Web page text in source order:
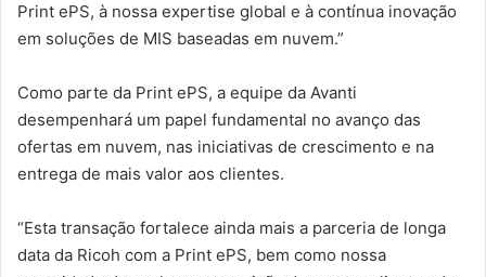
Print ePS, à nossa expertise global e à contínua inovação
em soluções de MIS baseadas em nuvem.”
Como parte da Print ePS, a equipe da Avanti
desempenhará um papel fundamental no avanço das
ofertas em nuvem, nas iniciativas de crescimento e na
entrega de mais valor aos clientes.
“Esta transação fortalece ainda mais a parceria de longa
data da Ricoh com a Print ePS, bem como nossa